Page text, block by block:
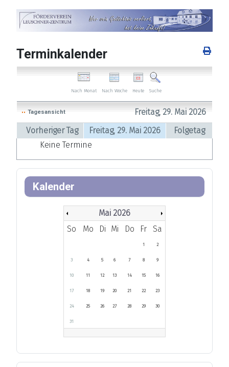
Terminkalender
Nach Monat Nach Woche Heute Suche
Tagesansicht
Freitag, 29. Mai 2026
Vorheriger Tag
Freitag, 29. Mai 2026
Folgetag
Keine Termine
Kalender
Mai 2026
So
Mo Di Mi Do Fr Sa
1 2
3 4 5 6 7 8 9
10 11 12 13 14 15 16
17 18 19 20 21 22 23
24 25 26 27 28 29 30
31